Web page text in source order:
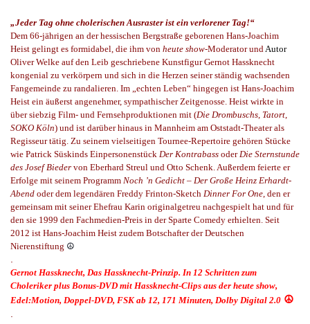
„Jeder Tag ohne cholerischen Ausraster ist ein verlorener Tag!“
Dem 66-jährigen an der hessischen Bergstraße geborenen Hans-Joachim
Heist gelingt es formidabel, die ihm von heute show-Moderator undAutor
Oliver Welke auf den Leib geschriebene Kunstfigur Gernot Hassknecht
kongenial zu verkörpern und sich in die Herzen seiner ständig wachsenden
Fangemeinde zu randalieren. Im „echten Leben“ hingegen ist Hans-Joachim
Heist ein äußerst angenehmer, sympathischer Zeitgenosse. Heist wirkte in
über siebzig Film- und Fernsehproduktionen mit (Die Drombuschs, Tatort,
SOKO Köln) und ist darüber hinaus in Mannheim am Oststadt-Theater als
Regisseur tätig. Zu seinem vielseitigen Tournee-Repertoire gehören Stücke
wie Patrick Süskinds Einpersonenstück Der Kontrabass oderDie Sternstunde
des Josef Bieder von Eberhard Streul und Otto Schenk. Außerdem feierte er
Erfolge mit seinem Programm Noch ’n Gedicht – Der Große Heinz Erhardt-
Abend oder dem legendären Freddy Frinton-Sketch Dinner For One, den er
gemeinsam mit seiner Ehefrau Karin originalgetreu nachgespielt hat und für
den sie 1999 den Fachmedien-Preis in der Sparte Comedy erhielten. Seit
2012 ist Hans-Joachim Heist zudem Botschafter der Deutschen
Nierenstiftung ☮
Gernot Hassknecht, Das Hassknecht-Prinzip. In 12 Schrittenzum
Choleriker plus Bonus-DVD mit Hassknecht-Clips aus der heute show,
Edel:Motion, Doppel-DVD, FSK ab 12, 171 Minuten, Dolby Digital 2.0 ☮